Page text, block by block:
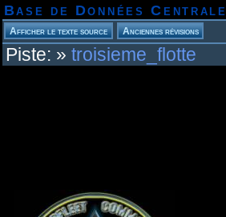
Base de Données Centrale
Piste: » troisieme_flotte